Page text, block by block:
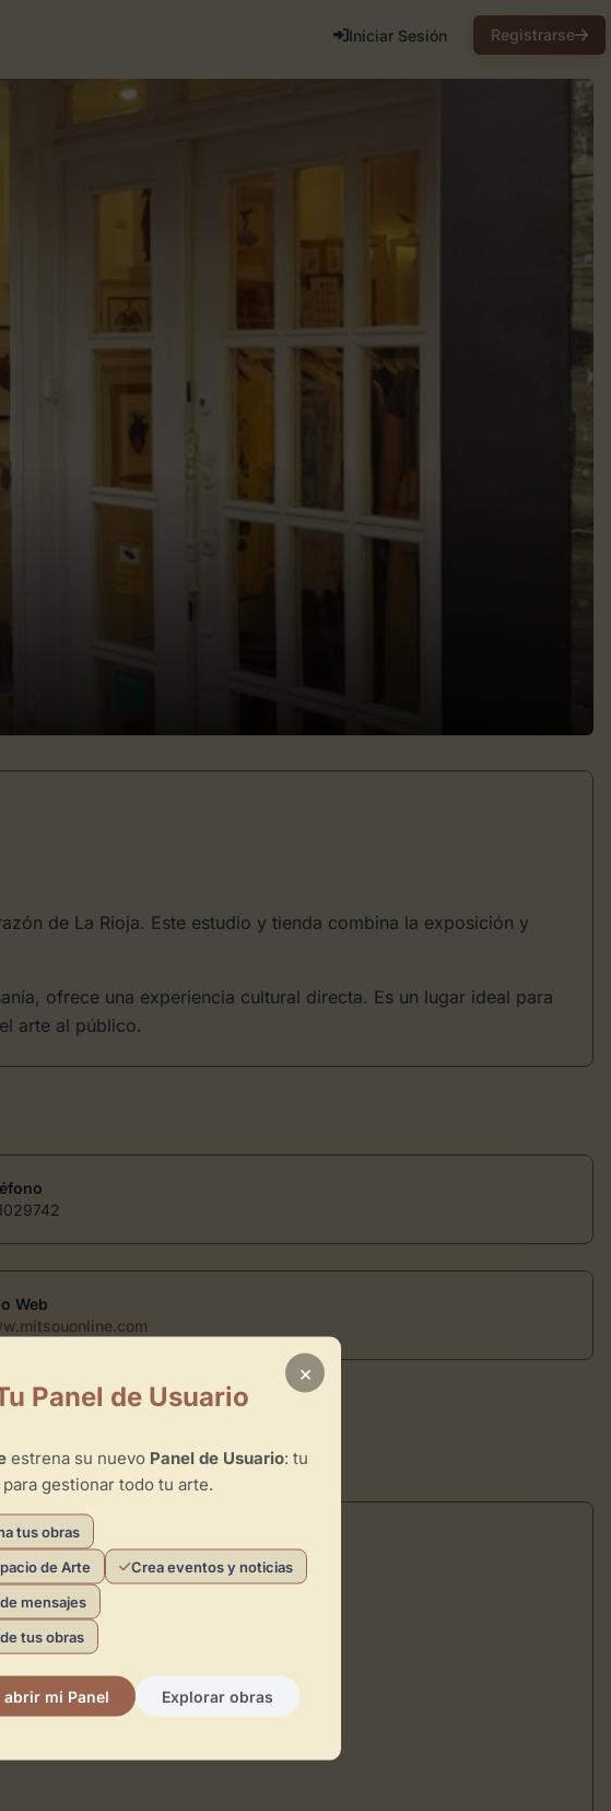
Iniciar Sesión Registrarse
de La Rioja. Este estudio y tienda combina la exposición y
ofrece una experiencia cultural directa. Es un lugar ideal para
arte al público.
Web
×
Panel de Usuario
estrena su nuevo Panel de Usuario: tu
gestionar todo tu arte.
tus obras
de Arte
Crea eventos y noticias
mensajes
tus obras
mi Panel Explorar obras